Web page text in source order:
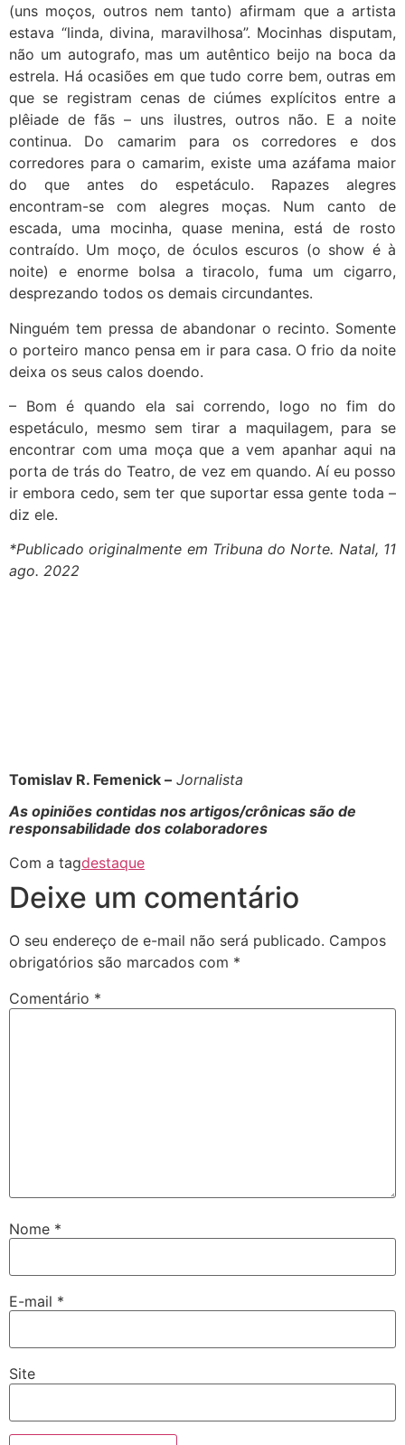
(uns moços, outros nem tanto) afirmam que a artista
estava “linda, divina, maravilhosa”. Mocinhas disputam,
não um autografo, mas um autêntico beijo na boca da
estrela. Há ocasiões em que tudo corre bem, outras em
que se registram cenas de ciúmes explícitos entre a
plêiade de fãs – uns ilustres, outros não. E a noite
continua. Do camarim para os corredores e dos
corredores para o camarim, existe uma azáfama maior
do que antes do espetáculo. Rapazes alegres
encontram-se com alegres moças. Num canto de
escada, uma mocinha, quase menina, está de rosto
contraído. Um moço, de óculos escuros (o show é à
noite) e enorme bolsa a tiracolo, fuma um cigarro,
desprezando todos os demais circundantes.
Ninguém tem pressa de abandonar o recinto. Somente
o porteiro manco pensa em ir para casa. O frio da noite
deixa os seus calos doendo.
– Bom é quando ela sai correndo, logo no fim do
espetáculo, mesmo sem tirar a maquilagem, para se
encontrar com uma moça que a vem apanhar aqui na
porta de trás do Teatro, de vez em quando. Aí eu posso
ir embora cedo, sem ter que suportar essa gente toda –
diz ele.
*Publicado originalmente em Tribuna do Norte. Natal, 11
ago. 2022
Tomislav R. Femenick – Jornalista
As opiniões contidas nos artigos/crônicas são de
responsabilidade dos colaboradores
Com a tagdestaque
Deixe um comentário
O seu endereço de e-mail não será publicado. Campos
obrigatórios são marcados com *
Comentário *
Nome *
E-mail *
Site